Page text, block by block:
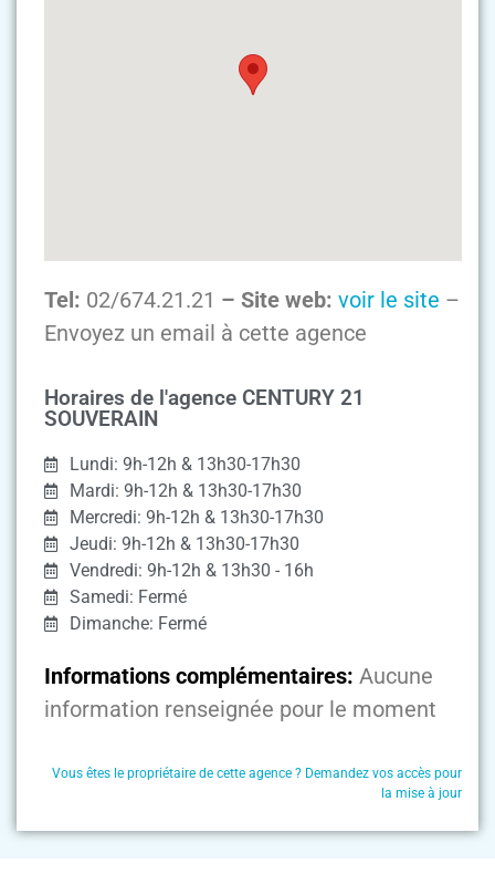
Tel: 02/674.21.21 – Site web: voir le site –
Envoyez un email à cette agence
Horaires de l'agence CENTURY 21
SOUVERAIN
Lundi: 9h-12h & 13h30-17h30
Mardi: 9h-12h & 13h30-17h30
Mercredi: 9h-12h & 13h30-17h30
Jeudi: 9h-12h & 13h30-17h30
Vendredi: 9h-12h & 13h30 - 16h
Samedi: Fermé
Dimanche: Fermé
Informations complémentaires: Aucune
information renseignée pour le moment
Vous êtes le propriétaire de cette agence ? Demandez vos accès pour
la mise à jour